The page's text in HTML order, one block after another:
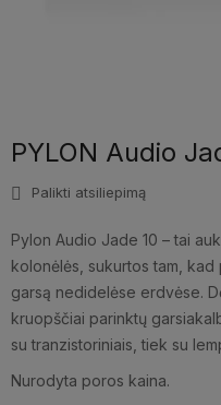
PYLON Audio
Palikti atsiliepimą
Pylon Audio Jade 10 – tai
kolonėlės, sukurtos tam,
garsą nedidelėse erdvėse.
kruopščiai parinktų
su tranzistoriniais, tiek su
Nurodyta poros kaina.